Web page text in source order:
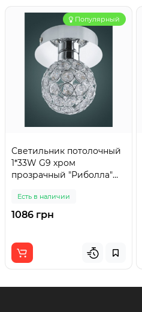
Популярный
Светильник потолочный
1*33W G9 хром
прозрачный "Риболла"
Есть в наличии
1086 грн